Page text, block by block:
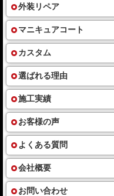
外装リペア
マニキュアコート
カスタム
選ばれる理由
施工実績
お客様の声
よくある質問
会社概要
お問い合わせ